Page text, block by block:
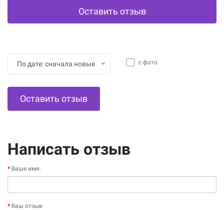
Оставить отзыв
По дате: сначала новые с фото
Оставить отзыв
Написать отзыв
Ваше имя:
Ваш отзыв